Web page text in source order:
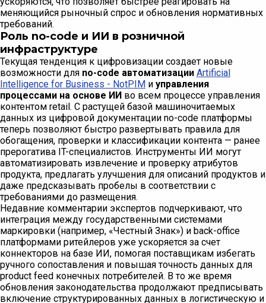
меняющийся рыночный спрос и обновления нормативных
требований.
Роль no-code и ИИ в розничной
инфраструктуре
Текущая тенденция к цифровизации создает новые
возможности для no-code автоматизации Artificial
Intelligence for Business - NotPIM и управления
процессами на основе ИИ во всем процессе управления
контентом retail. С растущей базой машиночитаемых
данных из цифровой документации no-code платформы
теперь позволяют быстро развертывать правила для
обогащения, проверки и классификации контента — ранее
прерогатива IT-специалистов. Инструменты ИИ могут
автоматизировать извлечение и проверку атрибутов
продукта, предлагать улучшения для описаний продуктов и
даже предсказывать пробелы в соответствии с
требованиями до размещения.
Недавние комментарии экспертов подчеркивают, что
интеграция между государственными системами
маркировки (например, «Честный Знак») и back-office
платформами ритейлеров уже ускоряется за счет
коннекторов на базе ИИ, помогая поставщикам избегать
ручного сопоставления и повышая точность данных для
product feed конечных потребителей. В то же время
обновления законодательства продолжают предписывать
включение структурированных данных в логистическую и